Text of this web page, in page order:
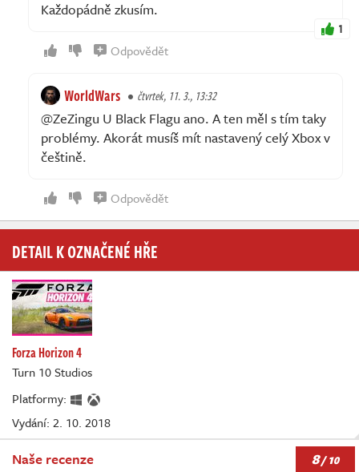
Každopádně zkusím.
1
Odpovědět
WorldWars čtvrtek, 11. 3., 13:32
@ZeZingu U Black Flagu ano. A ten měl s tím taky
problémy. Akorát musíš mít nastavený celý Xbox v
češtině.
Odpovědět
DETAIL K OZNAČENÉ HŘE
Forza Horizon 4
Turn 10 Studios
Platformy:
Vydání: 2. 10. 2018
Naše recenze 8/ 10